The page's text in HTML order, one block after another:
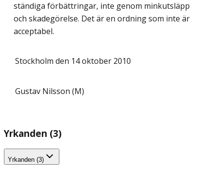
ständiga förbättringar, inte genom minkutsläpp
och skadegörelse. Det är en ordning som inte är
acceptabel.
Stockholm den 14 oktober 2010
Gustav Nilsson (M)
Yrkanden (3)
Yrkanden (3)